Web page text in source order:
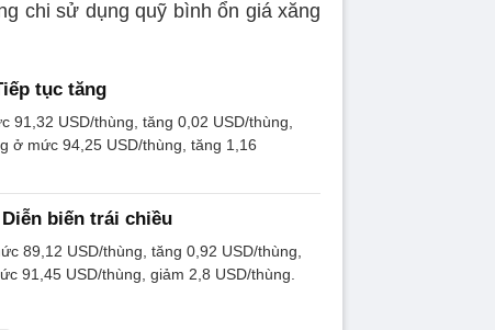
chi sử dụng quỹ bình ổn giá xăng
tục tăng
91,32 USD/thùng, tăng 0,02 USD/thùng,
ở mức 94,25 USD/thùng, tăng 1,16
biến trái chiều
89,12 USD/thùng, tăng 0,92 USD/thùng,
91,45 USD/thùng, giảm 2,8 USD/thùng.